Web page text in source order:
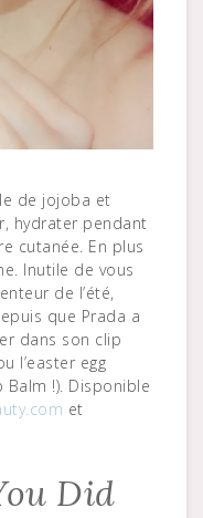
hydrater pendant
cutanée. En plus
Inutile de vous
de l’été,
que Prada a
dans son clip
l’easter egg
!). Disponible
et
Did